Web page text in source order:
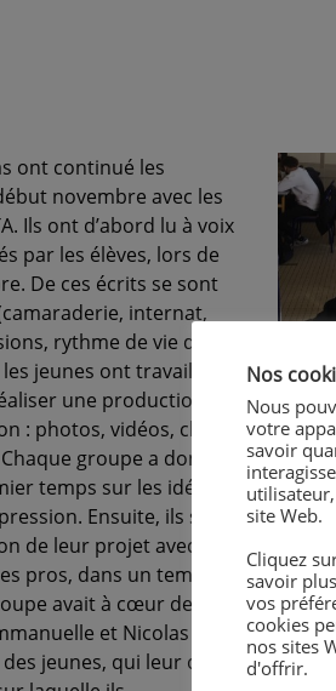
ont continué les
novembre avec les
Ils ont d’abord lu à voix
par les élèves, lors de
De ces écrits se sont
internat,
rythme de vie du
jeunes ont travaillé
une production
: photos, vidéos, clip,
Chaque groupe a donc
temps sur les idées,
Ensuite, ils se
de leur projet avec
pros, dans un temps
avait à cœur de voir
et Nicolas ont
jeunes, qui leur ont
Nos
Nous
votre
savoir
site Web.
Cliquez
savoir
vos
cookies
nos sites
d'offrir.